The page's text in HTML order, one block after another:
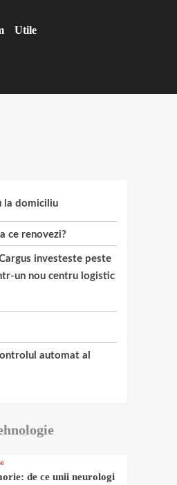
Utile
la domiciliu
ce renovezi?
investeste peste
un nou centru logistic
automat al
de ce unii neurologi